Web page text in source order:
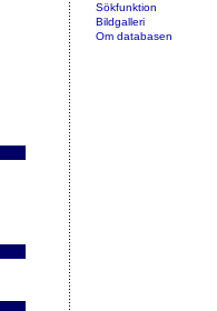
Sökfunktion
Bildgalleri
Om databasen